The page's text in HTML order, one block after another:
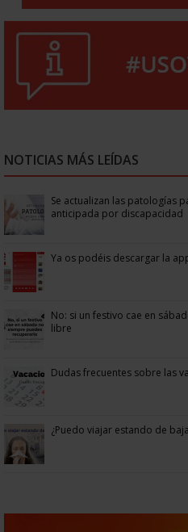
NOTICIAS MÁS LEÍDAS
Se actualizan las patologías
anticipada por discapacidad
Ya os podéis descargar la
No: si un festivo cae en
libre
Dudas frecuentes sobre las
¿Puedo viajar estando de